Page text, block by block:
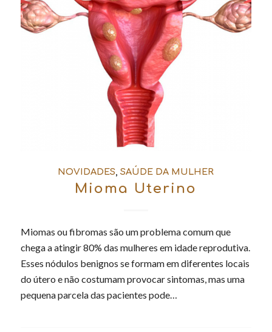
NOVIDADES ,SAÚDE DA MULHER
Mioma Uterino
Miomas ou fibromas são um problema comum que
chega a atingir 80% das mulheres em idade reprodutiva.
Esses nódulos benignos se formam em diferentes locais
do útero e não costumam provocar sintomas, mas uma
pequena parcela das pacientes pode…